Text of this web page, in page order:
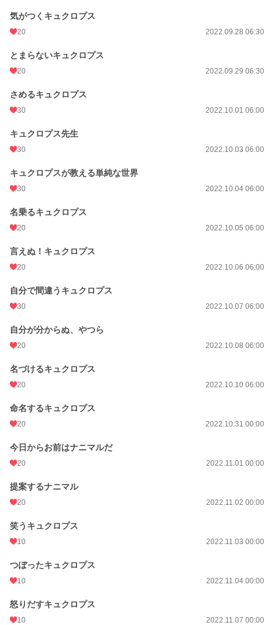
気がつくキュクロプス
20 2022.09.28 06:30
とまらないキュクロプス
20 2022.09.29 06:30
さめるキュクロプス
30 2022.10.01 06:00
キュクロプス先生
30 2022.10.03 06:00
キュクロプスが教える単純な世界
30 2022.10.04 06:00
名乗るキュクロプス
20 2022.10.05 06:00
言えぬ！キュクロプス
20 2022.10.06 06:00
自分で間違うキュクロプス
30 2022.10.07 06:00
自分が分からぬ、やつら
20 2022.10.08 06:00
名づけるキュクロプス
20 2022.10.10 06:00
命名するキュクロプス
20 2022.10.31 00:00
今日からお前はナニマルだ
20 2022.11.01 00:00
提案するナニマル
20 2022.11.02 00:00
笑うキュクロプス
10 2022.11.03 00:00
つぼったキュクロプス
10 2022.11.04 00:00
怒りだすキュクロプス
10 2022.11.07 00:00